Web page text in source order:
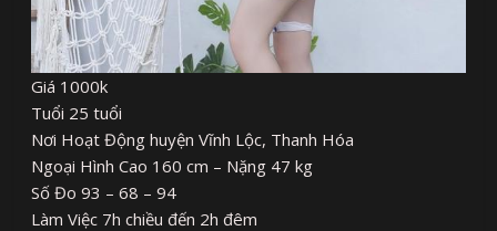
Giá 1000k
Tuổi 25 tuổi
Nơi Hoạt Động huyện Vĩnh Lộc, Thanh Hóa
Ngoại Hình Cao 160 cm – Nặng 47 kg
Số Đo 93 – 68 – 94
Làm Việc 7h chiều đến 2h đêm